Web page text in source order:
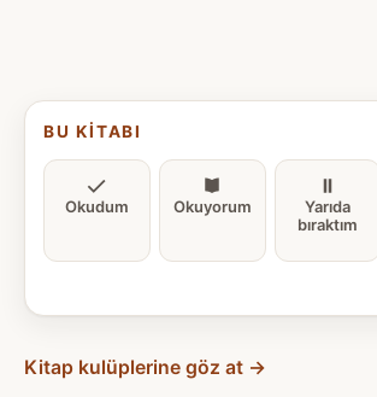
BU KITABI
Okudum Okuyorum
Yarıda
bıraktım
Kitap kulüplerine göz at →